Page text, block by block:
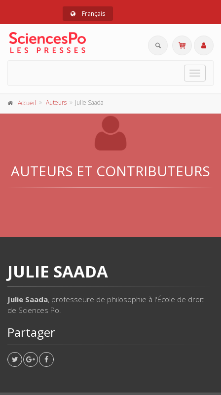
Français
Toggle
Accueil Auteurs Julie Saada
AUTEURS ET CONTRIBUTEURS
JULIE SAADA
Julie Saada, professeure de philosophie à l'École de droit
de Sciences Po.
Partager